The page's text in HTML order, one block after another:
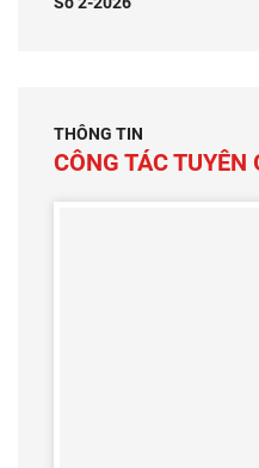
THÔNG TIN
CÔNG TÁC